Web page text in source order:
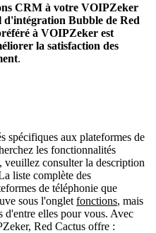
CRM à votre VOIPZeker
d'intégration Bubble de Red
à VOIPZeker est
la satisfaction des
.
spécifiques aux plateformes de
les fonctionnalités
consulter la description
liste complète des
de téléphonie que
sous l'onglet fonctions, mais
d'entre elles pour vous. Avec
Red Cactus offre :